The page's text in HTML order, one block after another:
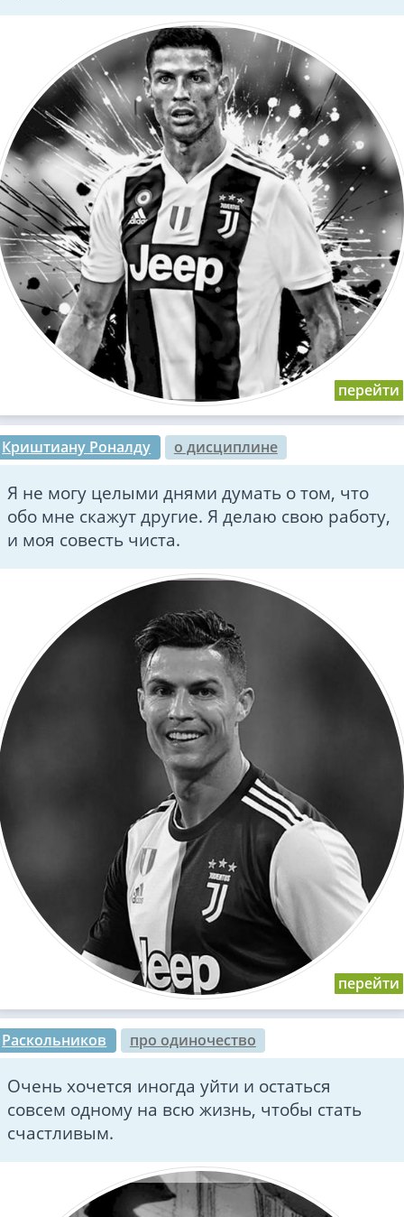
Криштиану Роналду о дисциплине
Я не могу целыми днями думать о том, что
обо мне скажут другие. Я делаю свою работу,
и моя совесть чиста.
Раскольников про одиночество
Очень хочется иногда уйти и остаться
совсем одному на всю жизнь, чтобы стать
счастливым.